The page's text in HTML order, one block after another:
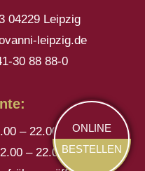
ONLINE
BESTELLEN
04229 Leipzig
leipzig.de
30 88 88-0
– 22.00 Uhr
– 22.00 Uhr